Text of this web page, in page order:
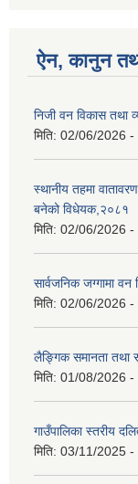
ऐन, कानुन
निजी वन विकास तथा
मिति: 02/06/2026 -
स्थानीय तहमा
बनेको विधेयक,२०८१
मिति: 02/06/2026 -
सार्वजनिक जग्गामा वन
मिति: 02/06/2026 -
लैङ्गिक समानता तथा
मिति: 01/08/2026 -
गाउँपालिका स्तरीय
मिति: 03/11/2025 -